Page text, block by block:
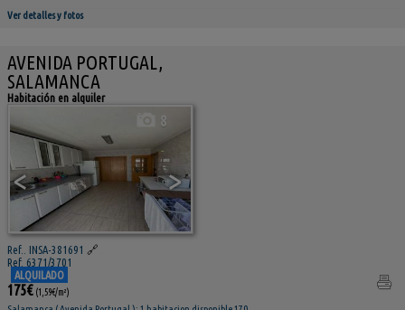
Ver detalles y fotos
AVENIDA PORTUGAL,
SALAMANCA
Habitación en alquiler
< >
8
Ref.. INSA-381691 🔗
Ref. 6371/3701
ALQUILADO
175€ (1,59€/m²)